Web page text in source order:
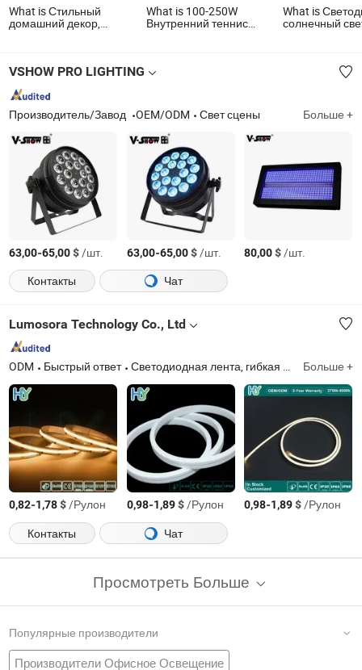
What is Стильный
домашний декор,
светодиодная
What is 100-250W
Внутренний теннис
Спортивная площадка
потолков
What is
солнечный
VSHOW PRO LIGHTING
Производитель/Завод OEM/ODM Свет сцены Больше +
63,00-65,00$/шт. 63,00-65,00$/шт. 80,00$/шт.
Контакты
Чат
Lumosora Technology Co., Ltd
ODM Быстрый ответ Светодиодная лента, гибкая светодиодная лента, неоновая светодиодная лента, светодиодная лента высокого напряжения, светодиодный свет, силиконовая трубка, силиконовые изделия, светодиодная лента, COB светодиодная лента, SMD светодиодная лента Больше +
0,82-1,78$/Рулон 0,98-1,89$/Рулон 0,98-1,89$/Рулон
Контакты
Чат
Просмотреть Больше
Популярные производители
Производители Офисное Освещение